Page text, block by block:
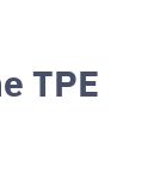
TPE